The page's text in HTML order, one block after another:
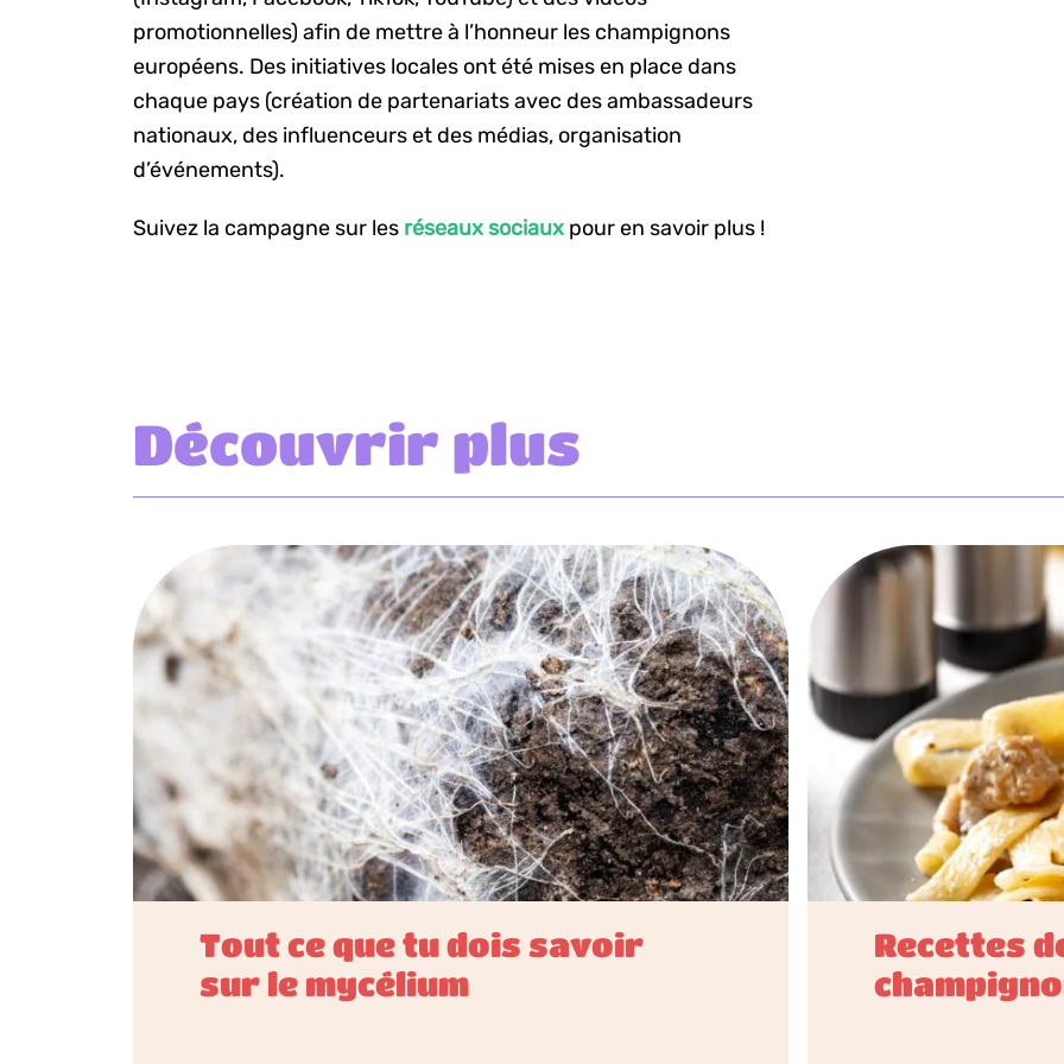
promotionnelles) afin de mettre à l’honneur les champignons
européens. Des initiatives locales ont été mises en place dans
chaque pays (création de partenariats avec des ambassadeurs
nationaux, des influenceurs et des médias, organisation
d’événements).
Suivez la campagne sur les réseaux sociaux pour en savoir plus !
Découvrir plus
Tout ce que tu dois savoir
sur le mycélium
Recettes